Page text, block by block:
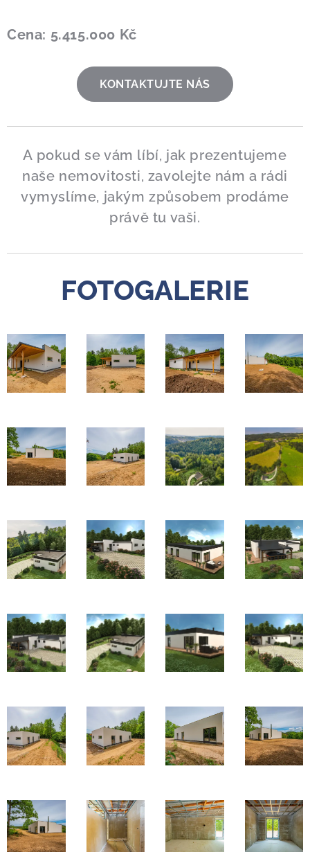
Cena: 5.415.000 Kč
KONTAKTUJTE NÁS
A pokud se vám líbí, jak prezentujeme
naše nemovitosti, zavolejte nám a rádi
vymyslíme, jakým způsobem prodáme
právě tu vaši.
FOTOGALERIE